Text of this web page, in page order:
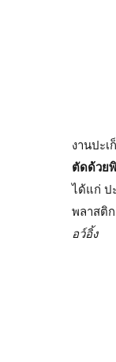
งานปะ
ตัดด้วย
ได้แก่ ป
พลาสติ
อว์อิ้ง